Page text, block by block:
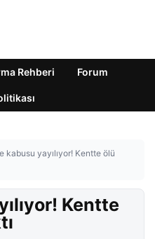
Rehberi Forum
kabusu yayılıyor! Kentte ölü
Kentte